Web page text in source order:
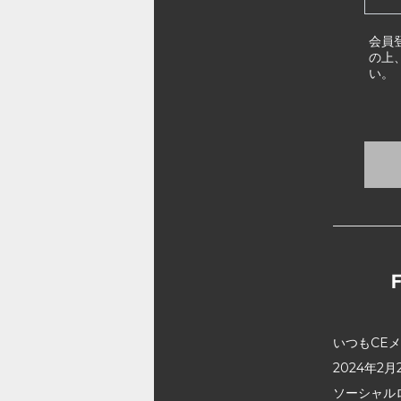
会員
の上
い。
いつもCE
2024年2月
ソーシャ